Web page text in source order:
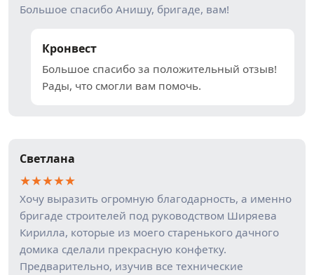
Большое спасибо Анишу, бригаде, вам!
Кронвест
Большое спасибо за положительный отзыв!
Рады, что смогли вам помочь.
Светлана
★★★★★
Хочу выразить огромную благодарность, а именно
бригаде строителей под руководством Ширяева
Кирилла, которые из моего старенького дачного
домика сделали прекрасную конфетку.
Предварительно, изучив все технические